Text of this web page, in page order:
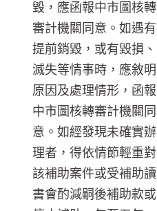
毀，應函報中市圖核轉
審計機關同意。如遇有
提前銷毀，或有毀損、
滅失等情事時，應敘明
原因及處理情形，函報
中市圖核轉審計機關同
意。如經發現未確實辦
理者，得依情節輕重對
該補助案件或受補助讀
書會酌減嗣後補助款或